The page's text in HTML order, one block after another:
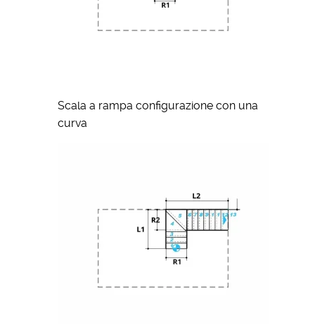
Scala a rampa configurazione con una
curva